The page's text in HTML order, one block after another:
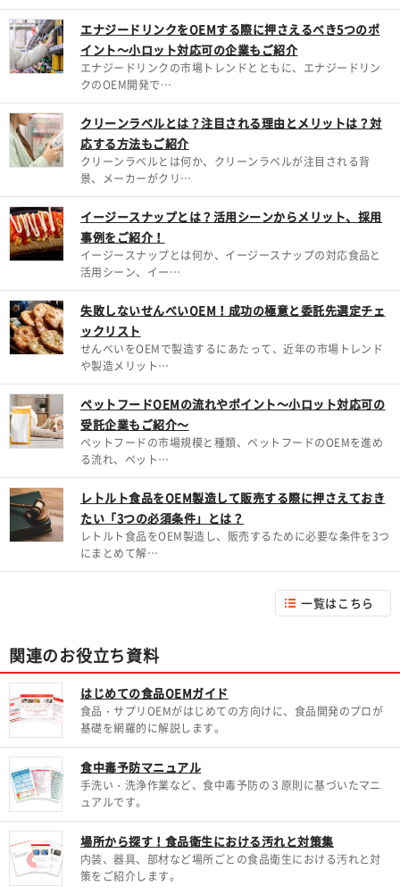
エナジードリンクをOEMする際に押さえるべき5つのポ
イント～小ロット対応可の企業もご紹介
エナジードリンクの市場トレンドとともに、エナジードリン
クのOEM開発で…
クリーンラベルとは？注目される理由とメリットは？対
応する方法もご紹介
クリーンラベルとは何か、クリーンラベルが注目される背
景、メーカーがクリ…
イージースナップとは？活用シーンからメリット、採用
事例をご紹介！
イージースナップとは何か、イージースナップの対応食品と
活用シーン、イー…
失敗しないせんべいOEM！成功の極意と委託先選定チェ
ックリスト
せんべいをOEMで製造するにあたって、近年の市場トレンド
や製造メリット…
ペットフードOEMの流れやポイント～小ロット対応可の
受託企業もご紹介～
ペットフードの市場規模と種類、ペットフードのOEMを進め
る流れ、ペット…
レトルト食品をOEM製造して販売する際に押さえておき
たい「3つの必須条件」とは？
レトルト食品をOEM製造し、販売するために必要な条件を3つ
にまとめて解…
一覧はこちら
関連のお役立ち資料
はじめての食品OEMガイド
食品・サプリOEMがはじめての方向けに、食品開発のプロが
基礎を網羅的に解説します。
食中毒予防マニュアル
手洗い・洗浄作業など、食中毒予防の３原則に基づいたマニ
ュアルです。
場所から探す！食品衛生における汚れと対策集
内装、器具、部材など場所ごとの食品衛生における汚れと対
策をご紹介します。